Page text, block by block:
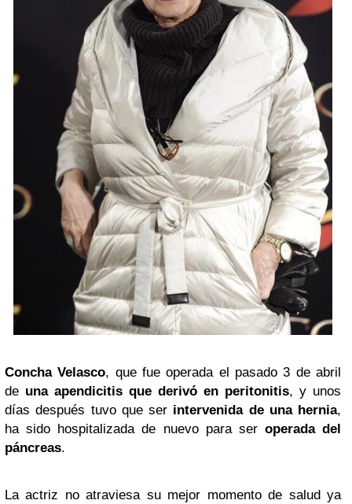
Concha Velasco, que fue operada el pasado 3 de abril
de una apendicitis que derivó en peritonitis, y unos
días después tuvo que ser intervenida de una hernia,
ha sido hospitalizada de nuevo para ser operada del
páncreas.
La actriz no atraviesa su mejor momento de salud ya